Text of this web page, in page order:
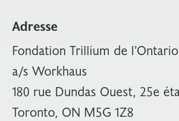
Adresse
Fondation Trillium de l’Ontario
a/s Workhaus
180 rue Dundas Ouest, 25e
Toronto, ON M5G 1Z8